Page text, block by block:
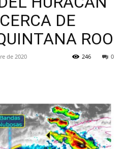
DE
ROO
de 2020 0
246